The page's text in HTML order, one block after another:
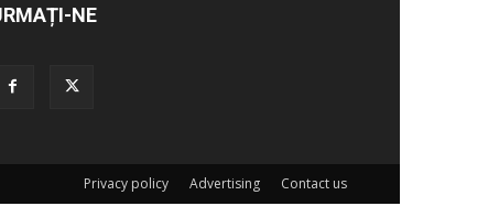
NE
Privacy policy Advertising Contact us